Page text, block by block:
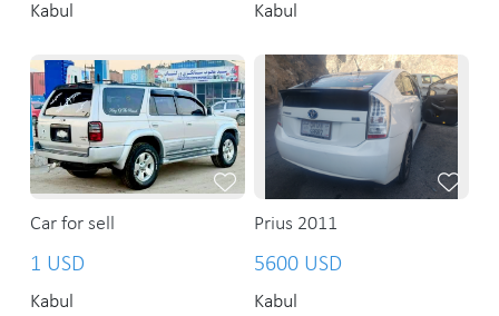
Kabul Kabul
Car for sell
1 USD
Kabul
Prius 2011
5600 USD
Kabul